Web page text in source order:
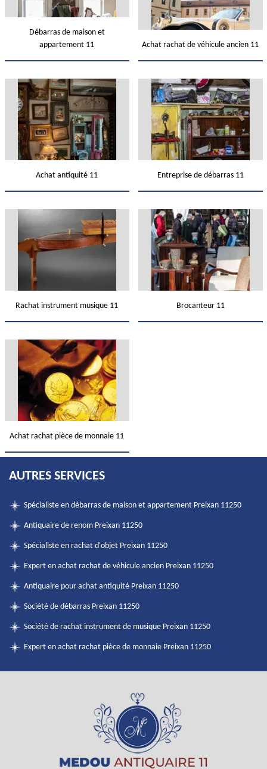
Débarras de maison et
appartement 11
Achat rachat de véhicule ancien 11
Achat antiquité 11 Entreprise de débarras 11
Rachat instrument musique 11 Brocanteur 11
Achat rachat pièce de monnaie 11
AUTRES SERVICES
Spécialiste en débarras de maison et appartement Preixan 11250
Antiquaire de renom Preixan 11250
Spécialiste en rachat d'objet Preixan 11250
Expert en achat rachat de véhicule ancien Preixan 11250
Antiquaire pour achat antiquité Preixan 11250
Société de débarras Preixan 11250
Société de rachat instrument de musique Preixan 11250
Expert en achat rachat pièce de monnaie Preixan 11250